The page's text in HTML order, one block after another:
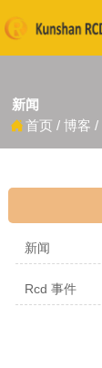
新闻
首页 / 博客 /
新闻
Rcd 事件